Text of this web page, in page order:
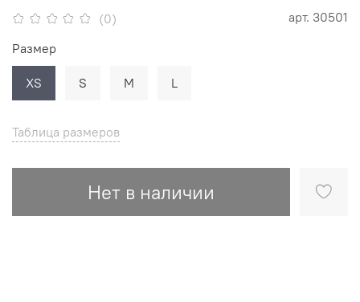
(0) арт. 30501
Таблица размеров
Нет в наличии
Размер
XS S M L